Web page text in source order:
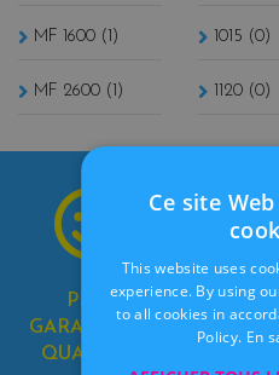
MF 1600 (1)
MF 2600 (1)
1015 (0)
1120 (0)
PRIX,
GARANTIE &
QUALITÉ !
Ce site
This website uses
experience. By using
to all cookies in
Policy. En